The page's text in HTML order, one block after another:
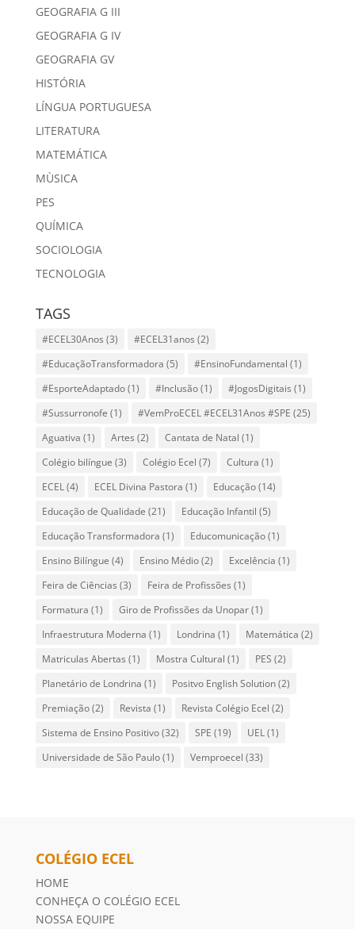
GEOGRAFIA G III
GEOGRAFIA G IV
GEOGRAFIA GV
HISTÓRIA
LÍNGUA PORTUGUESA
LITERATURA
MATEMÁTICA
MÙSICA
PES
QUÍMICA
SOCIOLOGIA
TECNOLOGIA
TAGS
#ECEL30Anos (3) #ECEL31anos (2)
#EducaçãoTransformadora (5) #EnsinoFundamental (1)
#EsporteAdaptado(1) #Inclusão(1) #JogosDigitais (1)
#Sussurronofe (1) #VemProECEL #ECEL31Anos #SPE (25)
Aguativa (1) Artes (2) Cantata de Natal (1)
Colégio bilíngue (3) Colégio Ecel (7) Cultura (1)
ECEL(4) ECEL Divina Pastora (1) Educação(14)
Educação de Qualidade (21) Educação Infantil (5)
Educação Transformadora (1) Educomunicação(1)
Ensino Bilíngue (4) Ensino Médio(2) Excelência (1)
Feira de Ciências (3) Feira de Profissões (1)
Formatura (1) Giro de Profissões da Unopar(1)
Infraestrutura Moderna (1) Londrina (1) Matemática (2)
Matriculas Abertas (1) Mostra Cultural (1) PES (2)
Planetário de Londrina (1) Positvo English Solution(2)
Premiação(2) Revista (1) Revista Colégio Ecel (2)
Sistema de Ensino Positivo(32) SPE (19) UEL(1)
Universidade de São Paulo(1) Vemproecel (33)
COLÉGIO ECEL
HOME
CONHEÇA O COLÉGIO ECEL
NOSSA EQUIPE